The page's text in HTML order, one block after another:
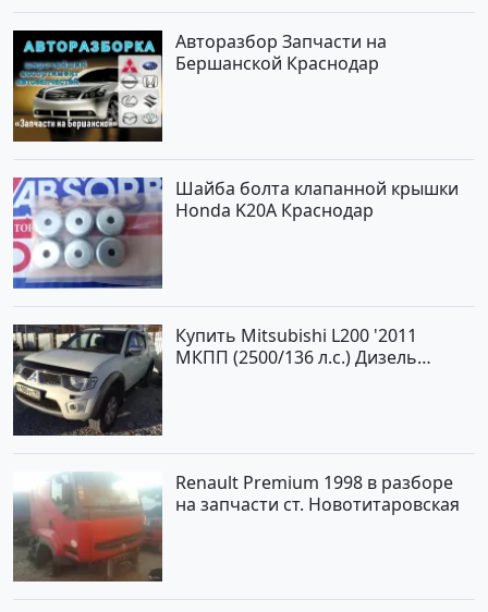
Авторазбор Запчасти на
Бершанской Краснодар
Шайба болта клапанной крышки
Honda K20A Краснодар
Купить Mitsubishi L200 '2011
МКПП (2500/136 л.с.) Дизель
Renault Premium 1998 в разборе
на запчасти ст. Новотитаровская